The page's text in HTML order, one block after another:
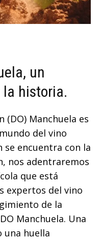
un
historia.
(DO) Manchuela es
del vino
encuentra con la
nos adentraremos
que está
expertos del vino
de la
Manchuela. Una
una huella